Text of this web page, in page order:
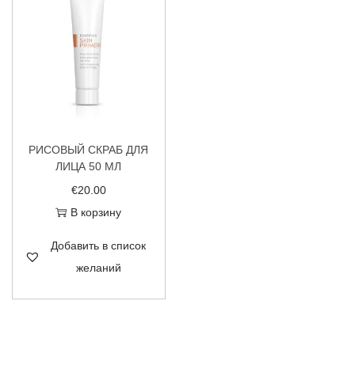
РИСОВЫЙ СКРАБ ДЛЯ
ЛИЦА 50 МЛ
€20.00
В корзину
Добавить в список
желаний